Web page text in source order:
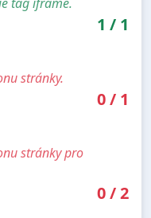
1 / 1
stránky.
0/ 1
stránky pro
0/2